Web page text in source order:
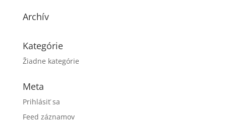
Archív
Kategórie
Žiadne kategórie
Meta
Prihlásiť sa
Feed záznamov